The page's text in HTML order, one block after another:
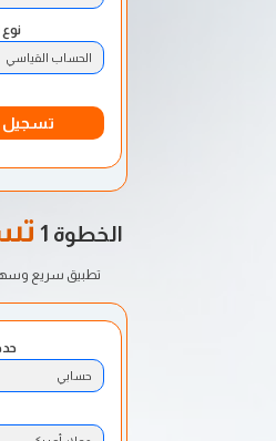
نوع الحساب:
الحساب القياسي
تسجيل
الخطوة 1 تسجيل
تطبيق سريع وسهل وآمن